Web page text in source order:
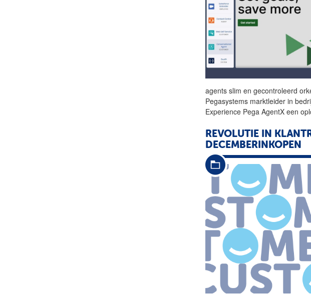
agents slim en gecontroleerd
Pegasystems marktleider in
Experience Pega AgentX een
REVOLUTIE IN
DECEMBERINKOPEN